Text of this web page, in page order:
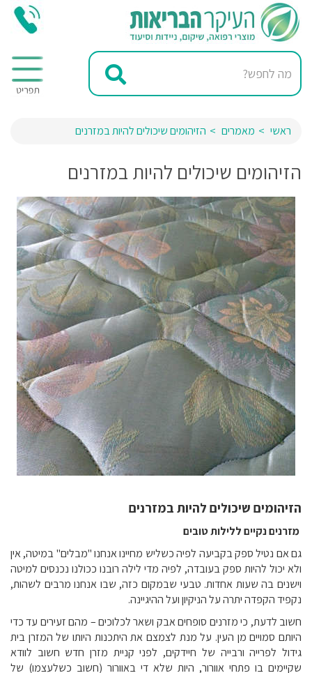
ראשי מאמרים הזיהומים שיכולים להיות במזרנים
הזיהומים שיכולים להיות במזרנים
הזיהומים שיכולים להיות במזרנים
מזרנים נקיים ללילות טובים
גם אם נטיל ספק בקביעה לפיה כשליש מחיינו אנחנו "מבלים" במיטה, אין
ולא יכול להיות ספק בעובדה, לפיה מדי לילה רובנו ככולנו נכנסים למיטה
וישנים בה שעות אחדות. טבעי שבמקום כזה, שבו אנחנו מרבים לשהות,
נקפיד הקפדה יתרה על הניקיון ועל ההיגיינה.
חשוב לדעת, כי מזרנים סופחים אבק ושאר לכלוכים – מהם זעירים עד כדי
היותם סמויים מן העין. על מנת לצמצם את היתכנות היותו של המזרן בית
גידול לפרייה ורבייה של חיידקים, לפני קניית מזרן חדש חשוב לוודא
שקיימים בו פתחי אוורור, היות שלא די באוורור (חשוב כשלעצמו) של